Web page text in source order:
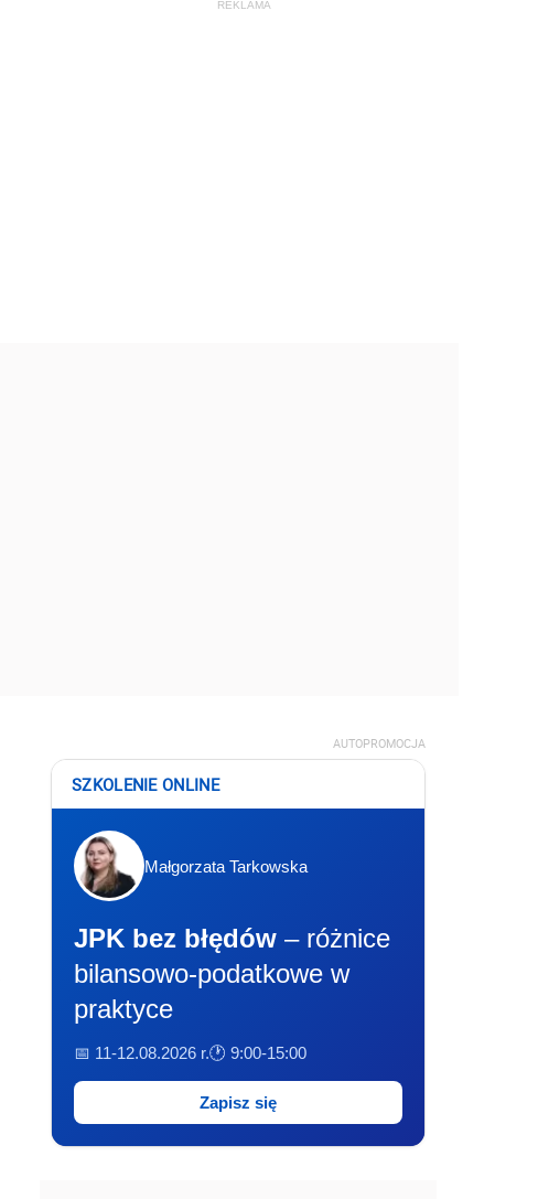
AUTOPROMOCJA
SZKOLENIE ONLINE
Małgorzata Tarkowska
JPK bez błędów – różnice
bilansowo-podatkowe w
praktyce
📅 11-12.08.2026 r.🕐 9:00-15:00
Zapisz się